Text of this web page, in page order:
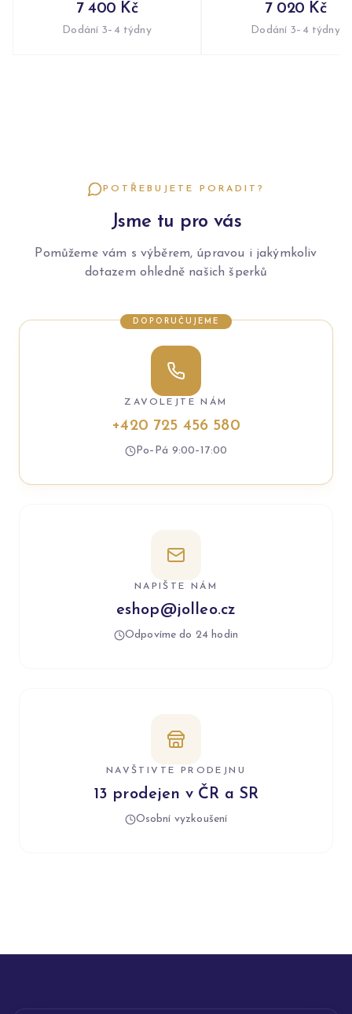
7 400 Kč
Dodání 3–4 týdny
7 020 Kč
Dodání 3–4 týdny
POTŘEBUJETE PORADIT?
Jsme tu pro vás
Pomůžeme vám s výběrem, úpravou i jakýmkoliv
dotazem ohledně našich šperků
DOPORUČUJEME
ZAVOLEJTE NÁM
+420 725 456 580
Po–Pá 9:00–17:00
NAPIŠTE NÁM
eshop@jolleo.cz
Odpovíme do 24 hodin
NAVŠTIVTE PRODEJNU
13 prodejen v ČR a SR
Osobní vyzkoušení